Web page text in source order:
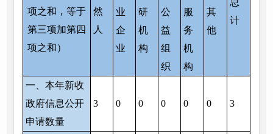
项之和，等于
第三项加第四
项之和）
然
人
总
计
业
企
业
研
机
构
公
益
组
织
服
务
机
构
其
他
一、本年新收
政府信息公开
申请数量
3 0 0 0 0 0 3